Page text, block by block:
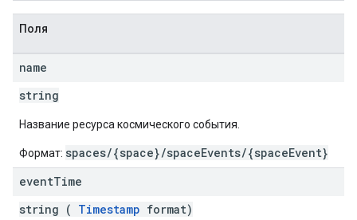
Поля
name
string
Название ресурса космического события.
Формат: spaces/{space}/spaceEvents/{spaceEvent}
eventTime
string ( Timestamp format)